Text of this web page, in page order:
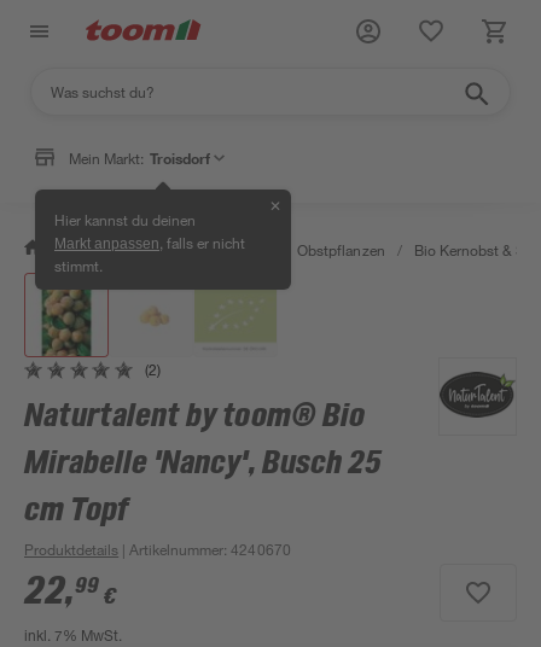
Mein Markt: Troisdorf
Hier kannst du deinen
Markt anpassen , falls er nicht
stimmt.
✕
/ Garten & Freizeit / Pflanzen Obstpflanzen / Bio Kernobst &
(2)
Naturtalent by toom® Bio
Mirabelle 'Nancy', Busch 25
cm Topf
Produktdetails | Artikelnummer:4240670
22,99 €
inkl. 7% MwSt.